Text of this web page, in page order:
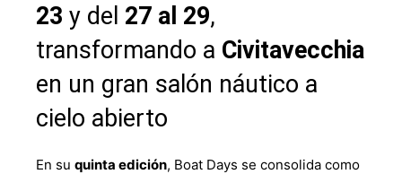
23 y del 27 al 29,
transformando a Civitavecchia
en un gran salón náutico a
cielo abierto
En su quinta edición, Boat Days se consolida como